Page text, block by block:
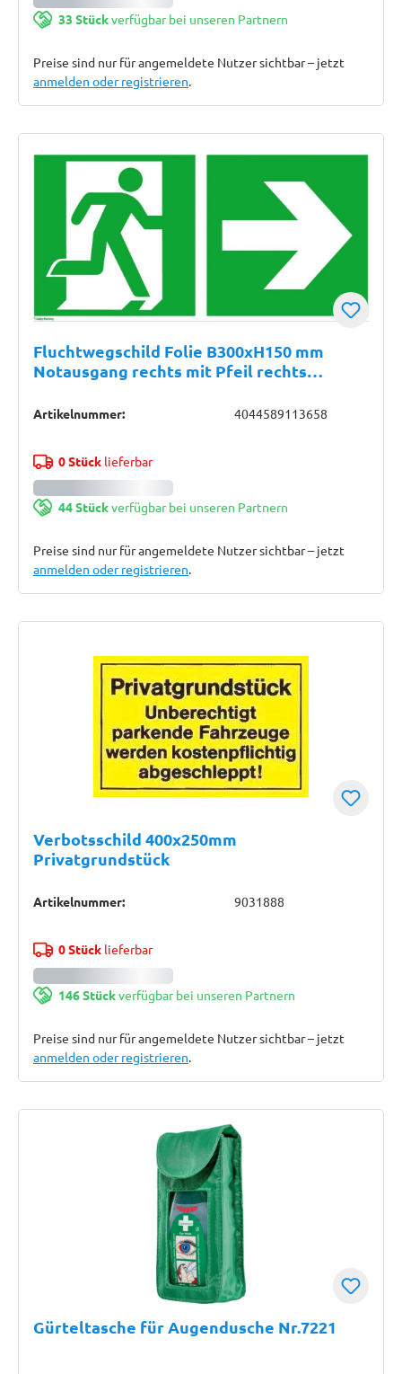
33 Stückverfügbar bei unseren Partnern
Preise sind nur für angemeldete Nutzer sichtbar – jetzt
anmelden oder registrieren.
Fluchtwegschild Folie B300xH150 mm
Notausgang rechts mit Pfeil rechts
Artikelnummer: 4044589113658
0 Stücklieferbar
44 Stückverfügbar bei unseren Partnern
Preise sind nur für angemeldete Nutzer sichtbar – jetzt
anmelden oder registrieren.
Verbotsschild 400x250mm
Privatgrundstück
Artikelnummer: 9031888
0 Stücklieferbar
146 Stückverfügbar bei unseren Partnern
Preise sind nur für angemeldete Nutzer sichtbar – jetzt
anmelden oder registrieren.
Gürteltasche für Augendusche Nr.7221